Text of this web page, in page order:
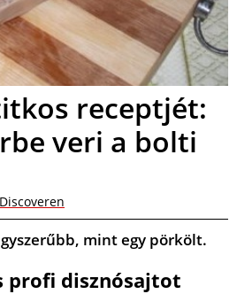
receptjét:
veri a bolti
mint egy pörkölt.
profi disznósajtot